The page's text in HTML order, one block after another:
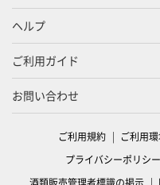
ヘルプ
ご利用ガイド
お問い合わせ
ご利用規約 ご利用
プライバシーポリシー